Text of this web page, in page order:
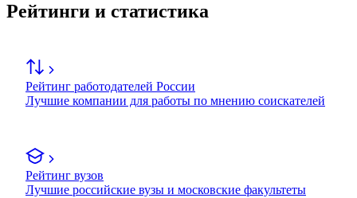
Рейтинги и статистика
Рейтинг работодателей России
Лучшие компании для работы по мнению соискателей
Рейтинг вузов
Лучшие российские вузы и московские факультеты